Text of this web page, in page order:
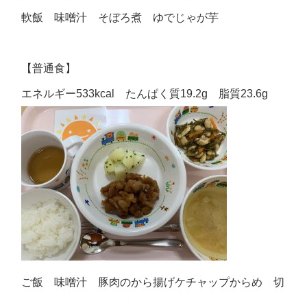
軟飯 味噌汁 そぼろ煮 ゆでじゃが芋
【普通食】
エネルギー533kcal たんぱく質19.2g 脂質23.6g
ご飯 味噌汁 豚肉のから揚げケチャップからめ 切